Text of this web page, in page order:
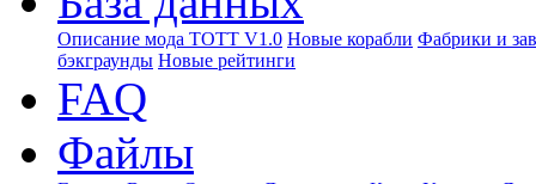
Описание мода ТОТТ V1.0 Новые корабли Фабрики и
бэкграунды Новые рейтинги
FAQ
Файлы